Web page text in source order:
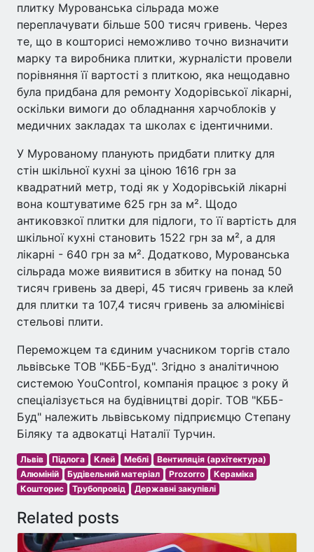
плитку Мурованська сільрада може
переплачувати більше 500 тисяч гривень. Через
те, що в кошторисі неможливо точно визначити
марку та виробника плитки, журналісти провели
порівняння її вартості з плиткою, яка нещодавно
була придбана для ремонту Ходорівської лікарні,
оскільки вимоги до обладнання харчоблоків у
медичних закладах та школах є ідентичними.
У Мурованому планують придбати плитку для
стін шкільної кухні за ціною 1616 грн за
квадратний метр, тоді як у Ходорівській лікарні
вона коштуватиме 625 грн за м². Щодо
антиковзкої плитки для підлоги, то її вартість для
шкільної кухні становить 1522 грн за м², а для
лікарні - 640 грн за м². Додатково, Мурованська
сільрада може виявитися в збитку на понад 50
тисяч гривень за двері, 45 тисяч гривень за клей
для плитки та 107,4 тисяч гривень за алюмінієві
стельові плити.
Переможцем та єдиним учасником торгів стало
львівське ТОВ "КББ-Буд". Згідно з аналітичною
системою YouControl, компанія працює з року й
спеціалізується на будівництві доріг. ТОВ "КББ-
Буд" належить львівському підприємцю Степану
Біляку та адвокатці Наталії Турчин.
Львів Підлога Клей Меблі
Вентиляція (архітектура)
Алюміній
Будівельний матеріал Prozorro
Кераміка
Кошторис
Трубопровід Державні закупівлі
Related posts